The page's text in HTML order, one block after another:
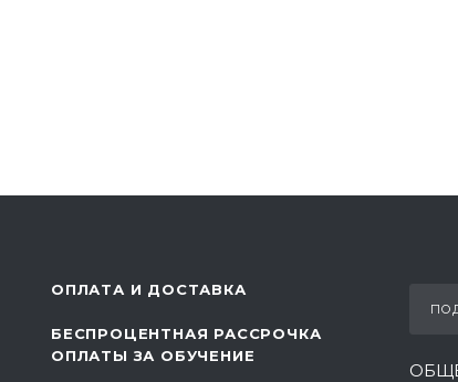
ОПЛАТА И ДОСТАВКА
БЕСПРОЦЕНТНАЯ РАССРОЧКА
ОПЛАТЫ ЗА ОБУЧЕНИЕ